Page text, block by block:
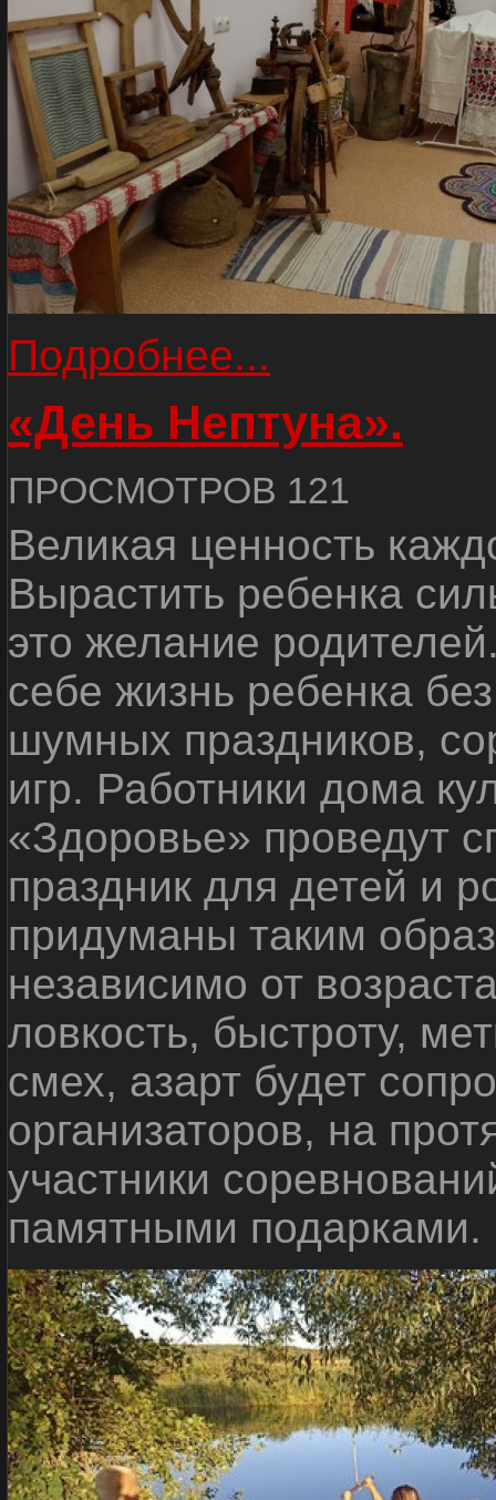
Подробнее...
«День Нептуна».
ПРОСМОТРОВ 121
Великая ценность
Вырастить ребенка
это желание
себе жизнь ребенка
шумных праздников,
игр. Работники дома
«Здоровье» проведут
праздник для детей и
придуманы таким
независимо от
ловкость, быстроту,
смех, азарт будет
организаторов, на
участники
памятными подарками.